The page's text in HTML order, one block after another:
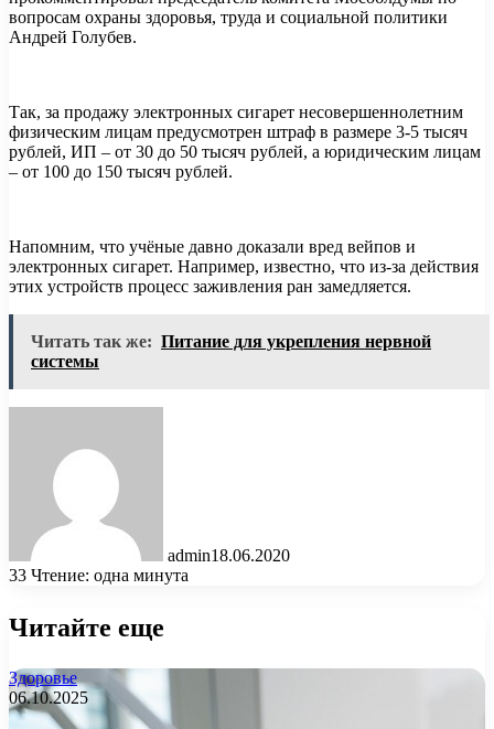
вопросам охраны здоровья, труда и социальной политики
Андрей Голубев.
Так, за продажу электронных сигарет несовершеннолетним
физическим лицам предусмотрен штраф в размере 3-5 тысяч
рублей, ИП – от 30 до 50 тысяч рублей, а юридическим лицам
– от 100 до 150 тысяч рублей.
Напомним, что учёные давно доказали вред вейпов и
электронных сигарет. Например, известно, что из-за действия
этих устройств процесс заживления ран замедляется.
Читать так же: Питание для укрепления нервной
системы
admin18.06.2020
33 Чтение: одна минута
Читайте еще
Здоровье
06.10.2025